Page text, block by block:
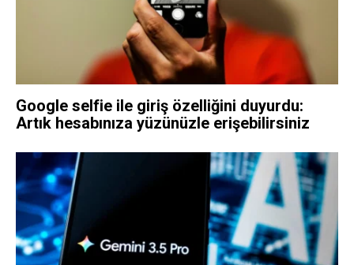
Google selfie ile giriş özelliğini duyurdu:
Artık hesabınıza yüzünüzle erişebilirsiniz